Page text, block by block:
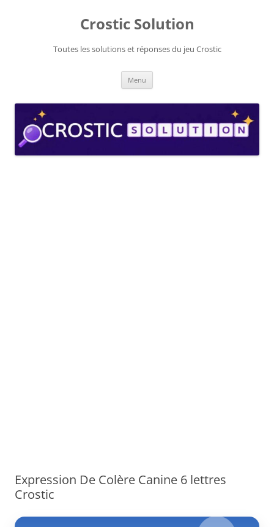
Crostic Solution
Toutes les solutions et réponses du jeu Crostic
Menu
Expression De Colère Canine 6 lettres
Crostic